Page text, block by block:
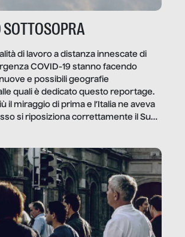
SOTTOSOPRA
di lavoro a distanza innescate di
COVID-19 stanno facendo
e possibili geografie
quali è dedicato questo reportage.
il miraggio di prima e l’Italia ne aveva
si riposiziona correttamente il Sud